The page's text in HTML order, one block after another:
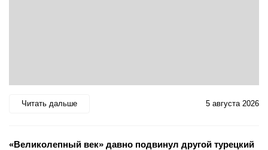
Читать дальше 5 августа 2026
«Великолепный век» давно подвинул другой турецкий